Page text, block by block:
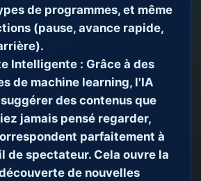
de programmes, et même
(pause, avance rapide,
Intelligente : Grâce à des
de machine learning, l'IA
des contenus que
jamais pensé regarder,
parfaitement à
de spectateur. Cela ouvre la
de nouvelles